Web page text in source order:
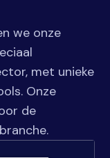
we onze
met unieke
Onze
de